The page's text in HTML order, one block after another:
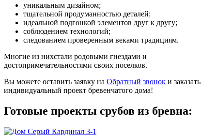
уникальным дизайном;
тщательной продуманностью деталей;
идеальной подгонкой элементов друг к другу;
соблюдением технологий;
следованием проверенным веками традициям.
Многие из нихстали родовыми гнездами и
достопримечательностями своих поселков.
Вы можете оставить заявку на Обратный звонок и заказать
индивидуальный проект бревенчатого дома!
Готовые проекты срубов из бревна: